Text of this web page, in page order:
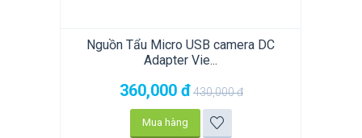
Nguồn Tẩu Micro USB camera DC
Adapter Vie...
360,000 đ430,000đ
Mua hàng